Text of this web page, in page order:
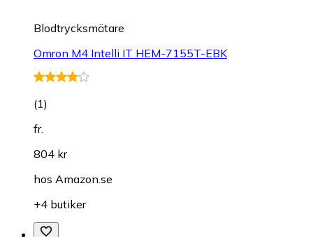
Blodtrycksmätare
Omron M4 Intelli IT HEM-7155T-EBK
(1)
fr.
804 kr
hos Amazon.se
+4 butiker